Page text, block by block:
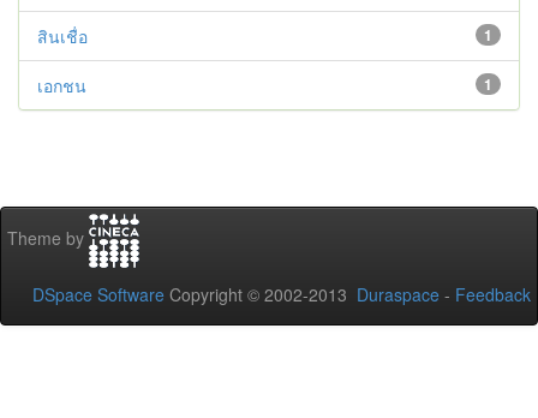
1
สินเชื่อ
1
เอกชน
Theme by
DSpace Software Copyright © 2002-2013 Duraspace - Feedback